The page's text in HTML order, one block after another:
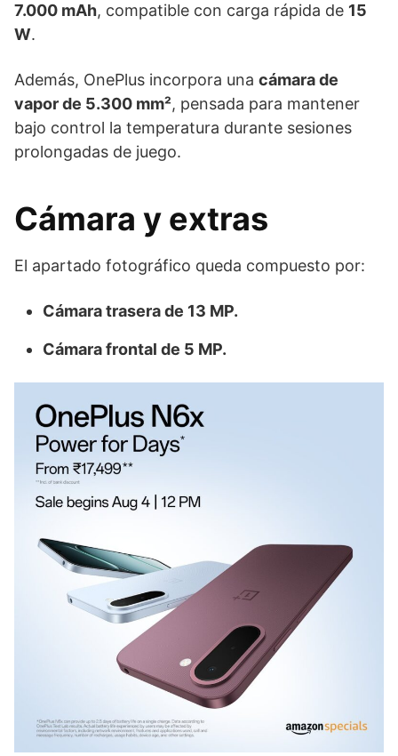
7.000 mAh, compatible con carga rápida de 15
W.
Además, OnePlus incorpora una cámara de
vapor de 5.300 mm², pensada para mantener
bajo control la temperatura durante sesiones
prolongadas de juego.
Cámara y extras
El apartado fotográfico queda compuesto por:
Cámara trasera de 13 MP.
Cámara frontal de 5 MP.